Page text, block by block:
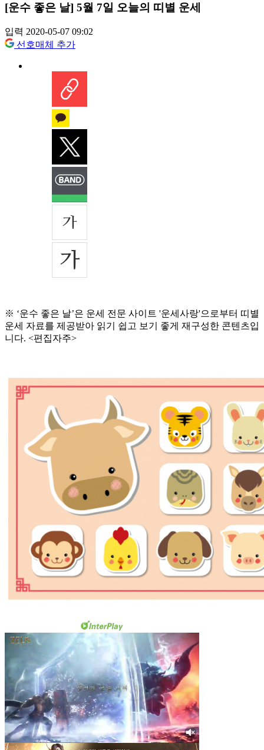
[운수 좋은 날] 5월 7일 오늘의 띠별 운세
입력 2020-05-07 09:02
선호매체 추가
※ ‘운수 좋은 날’은 운세 전문 사이트 '운세사랑'으로부터 띠별
운세 자료를 제공받아 읽기 쉽고 보기 좋게 재구성한 콘텐츠입
니다. <편집자주>